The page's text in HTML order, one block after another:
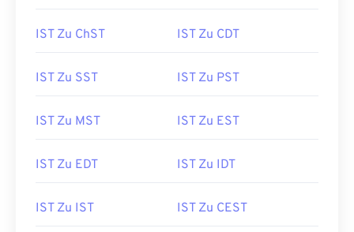
IST Zu ChST IST Zu CDT
IST Zu SST IST Zu PST
IST Zu MST IST Zu EST
IST Zu EDT IST Zu IDT
IST Zu IST IST Zu CEST